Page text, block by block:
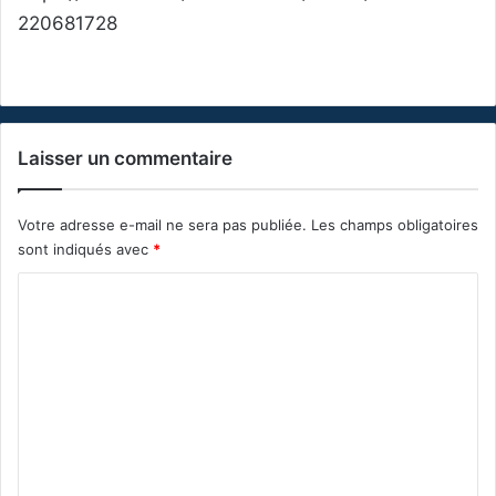
220681728
Laisser un commentaire
Votre adresse e-mail ne sera pas publiée. Les champs obligatoires
sont indiqués avec *